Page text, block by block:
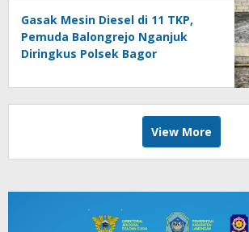
Gasak Mesin Diesel di 11 TKP,
Pemuda Balongrejo Nganjuk
Diringkus Polsek Bagor
View More